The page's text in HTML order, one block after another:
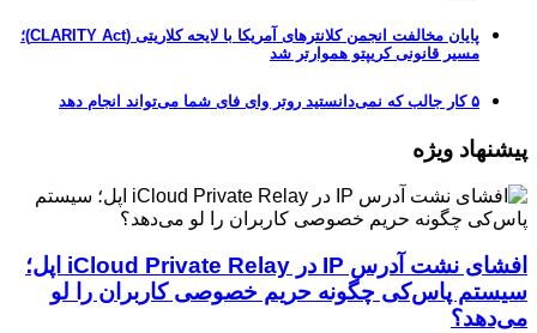
پایان مخالفت انجمن کلانترهای آمریکا با لایحه کلاریتی (CLARITY Act)؛
مسیر قانونی کریپتو هموارتر شد
۵ کار جالب که نمی‌دانستید روتر وای فای شما می‌تواند انجام دهد
پیشنهاد ویژه
افشای نشت آدرس IP در iCloud Private Relay اپل؛
سیستم پاس‌کی چگونه حریم خصوصی کاربران را لو
می‌دهد؟